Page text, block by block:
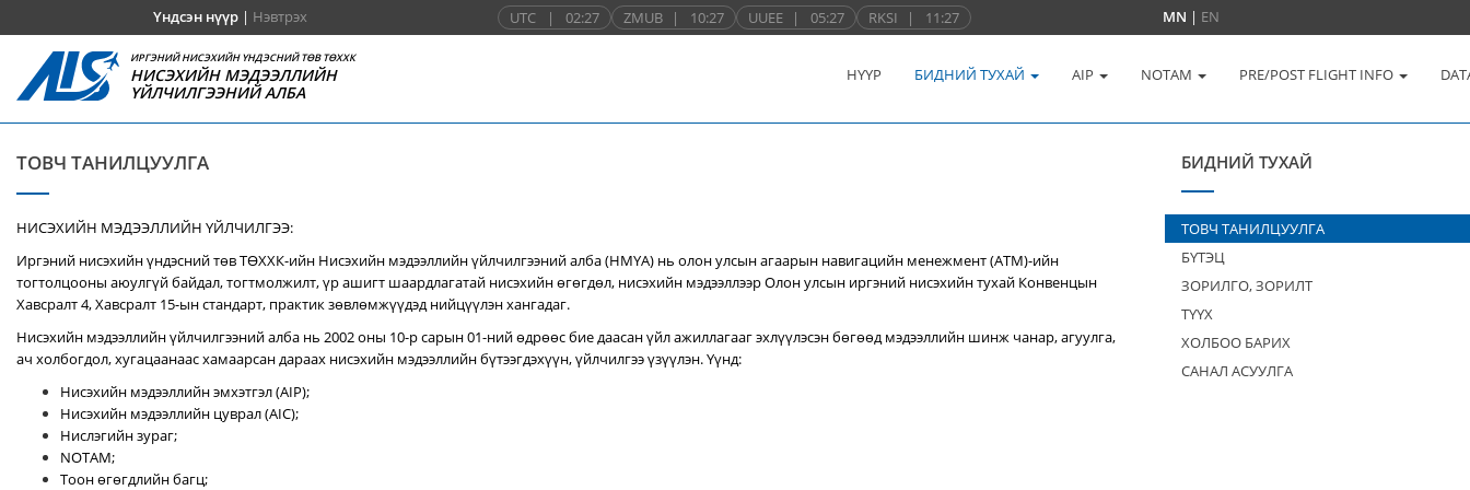
Үндсэн нүүр| Нэвтрэх UTC | 02:27 ZMUB | 10:27 UUEE | 05:27 RKSI | 11:27 MN | EN
ИРГЭНИЙ НИСЭХИЙН ҮНДЭСНИЙ ТӨВ ТӨХХК
НИСЭХИЙН МЭДЭЭЛЛИЙН
ҮЙЛЧИЛГЭЭНИЙ АЛБА
НҮҮР БИДНИЙ ТУХАЙ AIP NOTAM PRE/POST FLIGHT INFO
ТОВЧ ТАНИЛЦУУЛГА
НИСЭХИЙН МЭДЭЭЛЛИЙН ҮЙЛЧИЛГЭЭ:
Иргэний нисэхийн үндэсний төв ТӨХХК-ийн Нисэхийн мэдээллийн үйлчилгээний алба (НМҮА) нь олон улсын агаарын навигацийн менежмент (ATM)-ийн
тогтолцооны аюулгүй байдал, тогтмолжилт, үр ашигт шаардлагатай нисэхийн өгөгдөл, нисэхийн мэдээллээр Олон улсын иргэний нисэхийн тухай Конвенцын
Хавсралт 4, Хавсралт 15-ын стандарт, практик зөвлөмжүүдэд нийцүүлэн хангадаг.
Нисэхийн мэдээллийн үйлчилгээний алба нь 2002 оны 10-р сарын 01-ний өдрөөс бие даасан үйл ажиллагааг эхлүүлэсэн бөгөөд мэдээллийн шинж чанар, агуулга,
ач холбогдол, хугацаанаас хамаарсан дараах нисэхийн мэдээллийн бүтээгдэхүүн, үйлчилгээ үзүүлэн. Үүнд:
Нисэхийн мэдээллийн эмхэтгэл (AIP);
Нисэхийн мэдээллийн цуврал (AIC);
Нислэгийн зураг;
NOTAM;
Тоон өгөгдлийн багц;
БИДНИЙ ТУХАЙ
ТОВЧ ТАНИЛЦУУЛГА
БҮТЭЦ
ЗОРИЛГО, ЗОРИЛТ
ТҮҮХ
ХОЛБОО БАРИХ
САНАЛ АСУУЛГА